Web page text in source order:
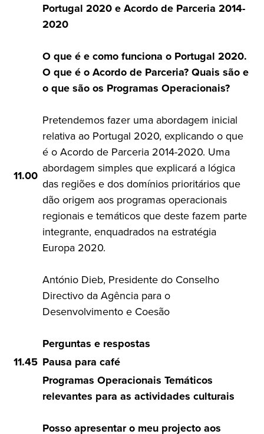
11.00
Portugal 2020 e Acordo de Parceria 2014-
2020
O que é e como funciona o Portugal 2020.
O que é o Acordo de Parceria? Quais são e
o que são os Programas Operacionais?
Pretendemos fazer uma abordagem inicial
relativa ao Portugal 2020, explicando o que
é o Acordo de Parceria 2014-2020. Uma
abordagem simples que explicará a lógica
das regiões e dos domínios prioritários que
dão origem aos programas operacionais
regionais e temáticos que deste fazem parte
integrante, enquadrados na estratégia
Europa 2020.
António Dieb, Presidente do Conselho
Directivo da Agência para o
Desenvolvimento e Coesão
Perguntas e respostas
11.45 Pausa para café
Programas Operacionais Temáticos
relevantes para as actividades culturais
Posso apresentar o meu projecto aos